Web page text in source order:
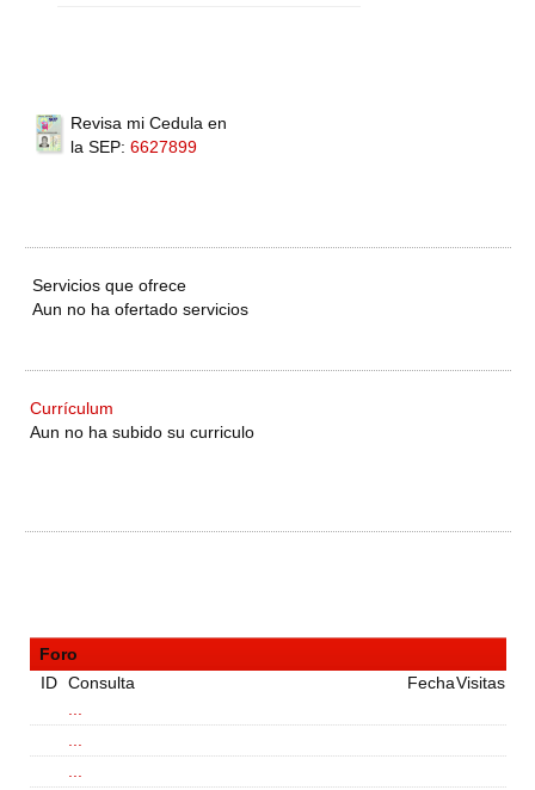
Revisa mi Cedula en
la SEP: 6627899
Servicios que ofrece
Aun no ha ofertado servicios
Currículum
Aun no ha subido su curriculo
Foro
ID Consulta FechaVisitas